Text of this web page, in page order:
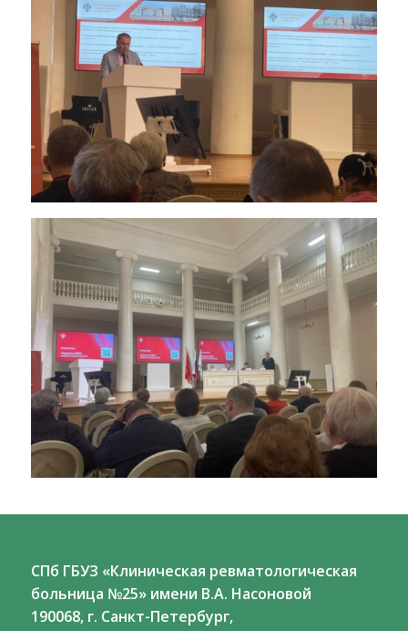
СПб ГБУЗ «Клиническая ревматологическая
больница №25» имени В.А. Насоновой
190068, г. Санкт-Петербург,